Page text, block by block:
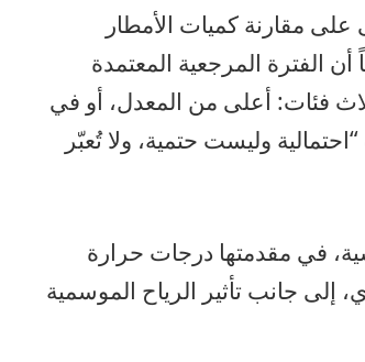
مقارنة كميات الأمطار
الفترة المرجعية المعتمدة
إلى ثلاث فئات: أعلى من المعدل، أو في
وليست حتمية، ولا تُعبّر
في مقدمتها درجات حرارة
جانب تأثير الرياح الموسمية